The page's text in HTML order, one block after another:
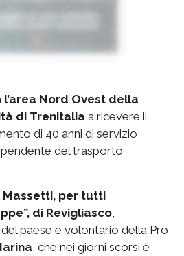
l’area Nord Ovest della
di Trenitalia a ricevere il
di 40 anni di servizio
del trasporto
Massetti, per tutti
di Revigliasco
paese e volontario della Pro
, che nei giorni scorsi è